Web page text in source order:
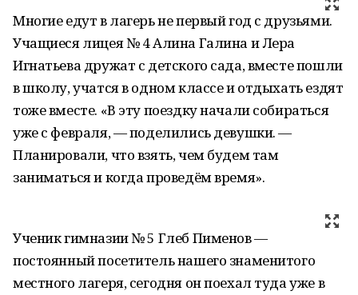
Многие едут в лагерь не первый год с друзьями.
Учащиеся лицея № 4 Алина Галина и Лера
Игнатьева дружат с детского сада, вместе пошли
в школу, учатся в одном классе и отдыхать ездят
тоже вместе. «В эту поездку начали собираться
уже с февраля, — поделились девушки. —
Планировали, что взять, чем будем там
заниматься и когда проведём время».
Ученик гимназии № 5 Глеб Пименов —
постоянный посетитель нашего знаменитого
местного лагеря, сегодня он поехал туда уже в